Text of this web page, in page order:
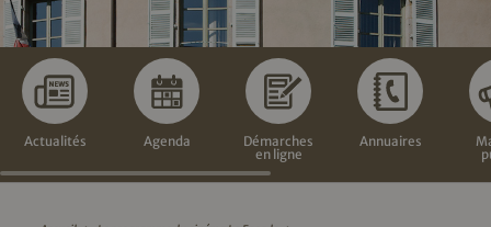
Actualités Agenda
Démarches
en ligne
Annuaires